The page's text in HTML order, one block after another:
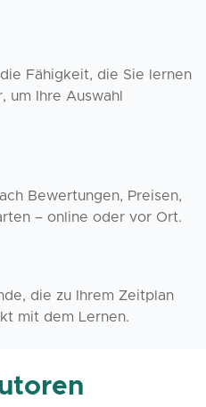
Fähigkeit, die Sie lernen
um Ihre Auswahl
Bewertungen, Preisen,
– online oder vor Ort.
die zu Ihrem Zeitplan
mit dem Lernen.